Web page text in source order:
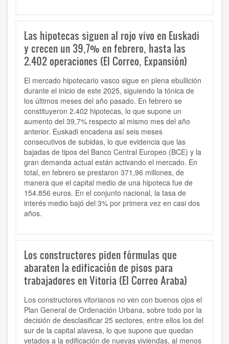
Las hipotecas siguen al rojo vivo en Euskadi
y crecen un 39,7% en febrero, hasta las
2.402 operaciones (El Correo, Expansión)
El mercado hipotecario vasco sigue en plena ebullición
durante el inicio de este 2025, siguiendo la tónica de
los últimos meses del año pasado. En febrero se
constituyeron 2.402 hipotecas, lo que supone un
aumento del 39,7% respecto al mismo mes del año
anterior. Euskadi encadena así seis meses
consecutivos de subidas, lo que evidencia que las
bajadas de tipos del Banco Central Europeo (BCE) y la
gran demanda actual están activando el mercado. En
total, en febrero se prestaron 371,96 millones, de
manera que el capital medio de una hipoteca fue de
154.856 euros. En el conjunto nacional, la tasa de
interés medio bajó del 3% por primera vez en casi dos
años.
Los constructores piden fórmulas que
abaraten la edificación de pisos para
trabajadores en Vitoria (El Correo Araba)
Los constructores vitorianos no ven con buenos ojos el
Plan General de Ordenación Urbana, sobre todo por la
decisión de desclasificar 25 sectores, entre ellos los del
sur de la capital alavesa, lo que supone que quedan
vetados a la edificación de nuevas viviendas, al menos